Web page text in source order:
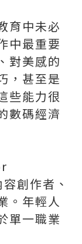
育中未必
中最重要
對美感的
，甚至是
些能力很
數碼經濟
創作者、
。年輕人
單一職業